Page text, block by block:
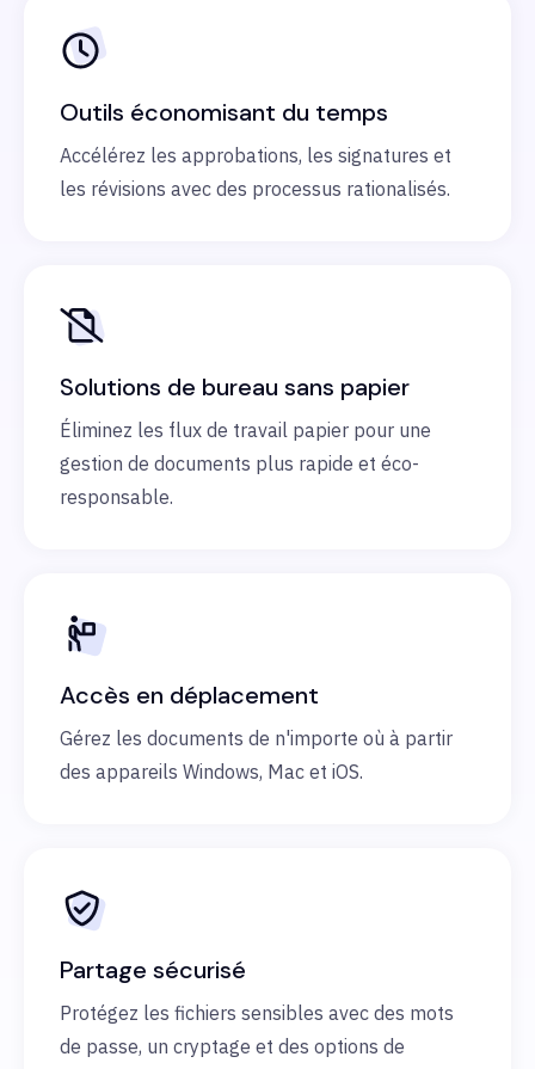
Outils économisant du temps
Accélérez les approbations, les signatures et
les révisions avec des processus rationalisés.
Solutions de bureau sans papier
Éliminez les flux de travail papier pour une
gestion de documents plus rapide et éco-
responsable.
Accès en déplacement
Gérez les documents de n'importe où à partir
des appareils Windows, Mac et iOS.
Partage sécurisé
Protégez les fichiers sensibles avec des mots
de passe, un cryptage et des options de